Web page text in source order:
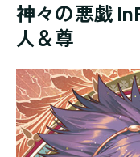
神々の悪戯
人＆尊